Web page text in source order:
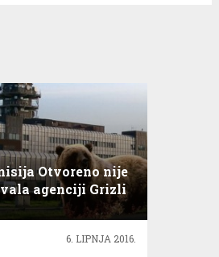
Otvoreno nije
agenciji Grizli
6. LIPNJA 2016.